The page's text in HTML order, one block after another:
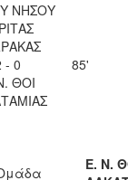
ΝΗΣΟΥ
- 0
ΘΟΙ
85'
Ε. Ν.